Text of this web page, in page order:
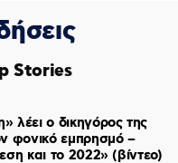
Stories
λέει ο δικηγόρος της
φονικό εμπρησμό –
και το 2022» (βίντεο)